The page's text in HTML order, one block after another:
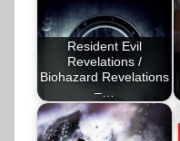
Resident Evil
Revelations /
Biohazard Revelations
–…